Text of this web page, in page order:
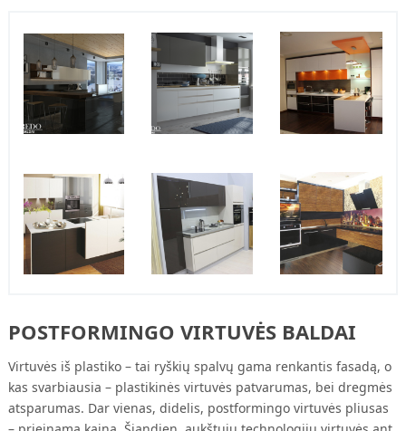
POSTFORMINGO VIRTUVĖS BALDAI
Virtuvės iš plastiko – tai ryškių spalvų gama renkantis fasadą, o
kas svarbiausia – plastikinės virtuvės patvarumas, bei dregmės
atsparumas. Dar vienas, didelis, postformingo virtuvės pliusas